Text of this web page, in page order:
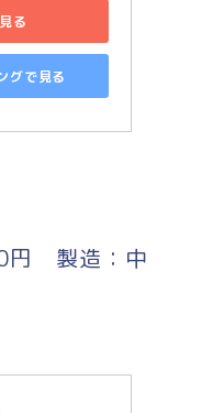
る
グで見る
製造：中